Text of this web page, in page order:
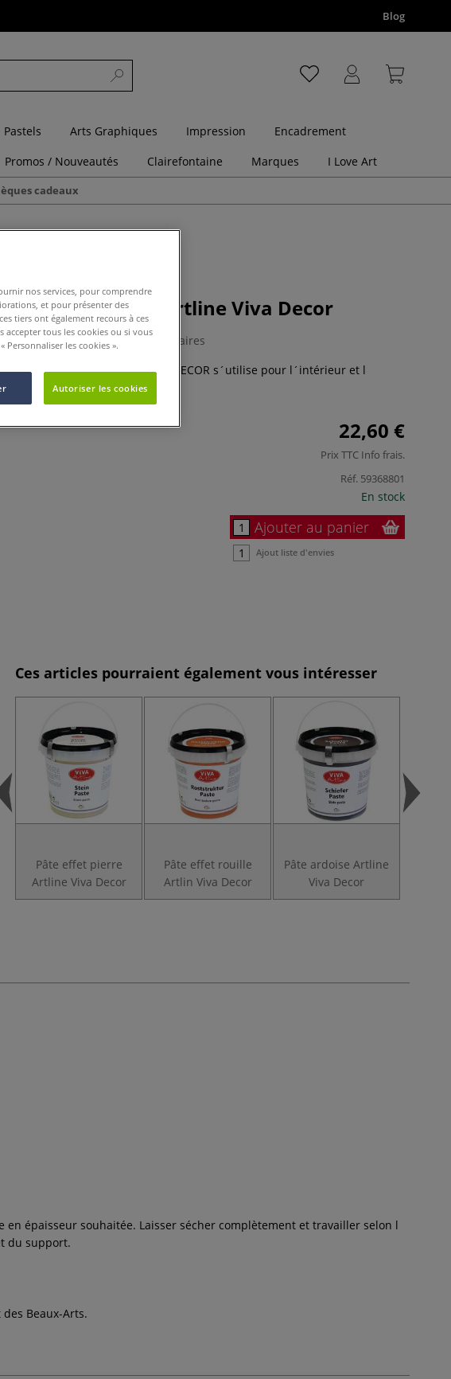
Blog
Pastels Arts Graphiques Impression
Encadrement
Promos / Nouveautés Clairefontaine Marques I Love Art
cadeaux
Pâte effet béton Artline Viva Decor
0 Commentaires
La pâte effet béton Artline VIVA DECOR s´utilise pour l´intérieur et l
´extérieur.
Plus
22,60 €
Prix TTC Info frais.
Réf. 59368801
En stock
Ajouter au panier
Ajout liste d'envies
Ces articles pourraient également vous intéresser
Pâte effet pierre
Artline Viva Decor
Pâte effet rouille
Artlin Viva Decor
Pâte ardoise Artline
Viva Decor
épaisseur souhaitée. Laisser sécher complètement et travailler selon l
du support.
Beaux-Arts.
nos services, pour comprendre
et pour présenter des
tiers ont également recours à ces
accepter tous les cookies ou si vous
les cookies ».
Autoriser les cookies